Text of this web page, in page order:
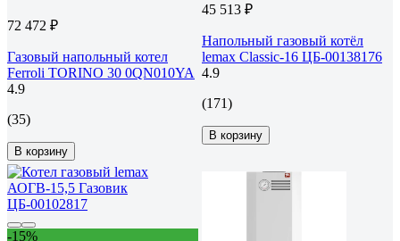
72 472 ₽
Газовый напольный котел
Ferroli TORINO 30 0QN010YA
4.9
(35)
В корзину
45 513 ₽
Напольный газовый котёл
lemax Classic-16 ЦБ-00138176
4.9
(171)
В корзину
-15%